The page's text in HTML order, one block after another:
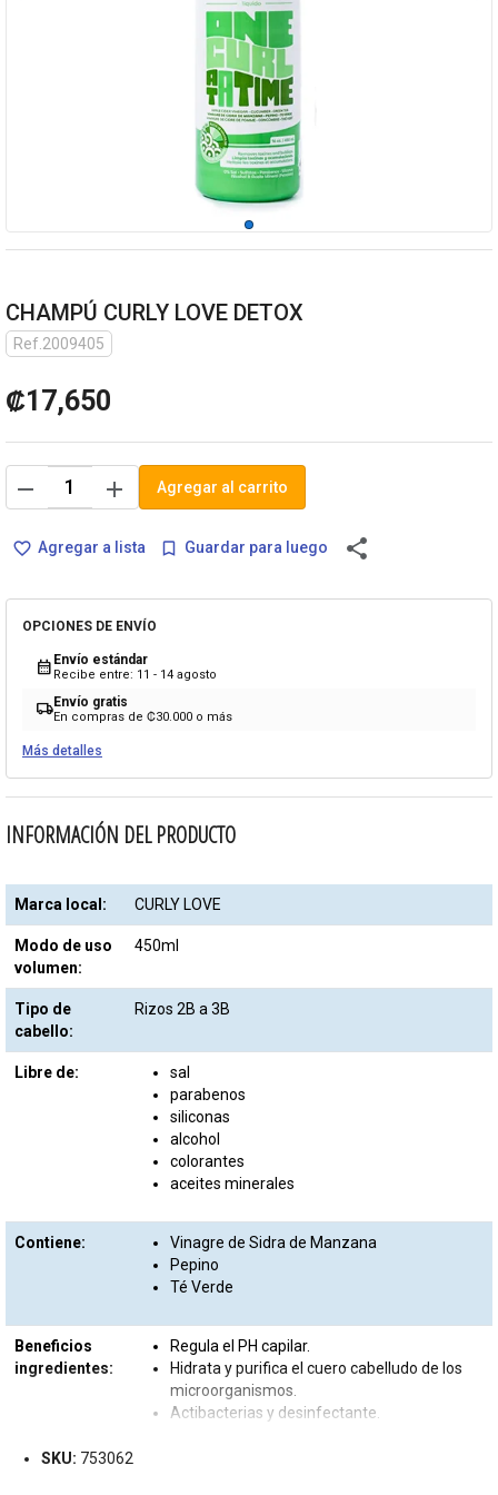
CHAMPÚ CURLY LOVE DETOX
Ref.2009405
₡17,650
remove add Agregar al carrito
favorite_border Agregar a lista bookmark_border Guardar para luego share
OPCIONES DE ENVÍO
calendar_month Envío estándar
Recibe entre: 11 - 14 agosto
local_shippingEnvío gratis
En compras de ₡30.000 o más
Más detalles
INFORMACIÓN DEL PRODUCTO
Marca local: CURLY LOVE
Modo de uso
volumen:
450ml
Tipo de
cabello:
Rizos 2B a 3B
Libre de:
sal
parabenos
siliconas
alcohol
colorantes
aceites minerales
Contiene:
Vinagre de Sidra de Manzana
Pepino
Té Verde
Beneficios
ingredientes:
Regula el PH capilar.
Hidrata y purifica el cuero cabelludo de los
microorganismos.
Actibacterias y desinfectante.
SKU: 753062